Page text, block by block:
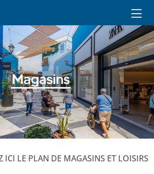
ICI LE PLAN DE MAGASINS ET LOISIRS